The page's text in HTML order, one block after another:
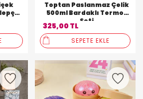
Toptan Paslanmaz Çelik
500ml Bardaklı Termos
Seti
325,00 TL
SEPETE EKLE